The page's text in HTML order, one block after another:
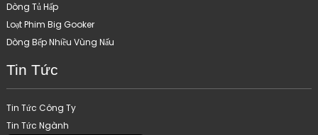
Dòng Tủ Hấp
Loạt Phim Big Gooker
Dòng Bếp Nhiều Vùng Nấu
Tin Tức
Tin Tức Công Ty
Tin Tức Ngành